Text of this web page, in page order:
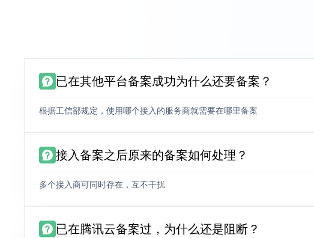
已在其他平台备案成功为什么还要备案？
根据工信部规定，使用哪个接入的服务商就需要在哪里备案
接入备案之后原来的备案如何处理？
多个接入商可同时存在，互不干扰
已在腾讯云备案过，为什么还是阻断？